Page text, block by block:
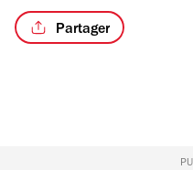
Partager